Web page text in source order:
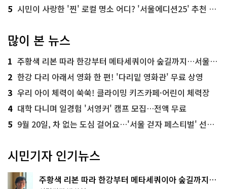
5 시민이 사랑한 '찐' 로컬 명소 어디? '서울에디션25' 추천 코스
많이 본 뉴스
1 주황색 리본 따라 한강부터 메타세쿼이아 숲길까지…서울둘레길 15코스
2 한강 다리 아래서 영화 한 편! '다리밑 영화관' 무료 상영
3 우리 아이 체력이 쑥쑥! 클라이밍 키즈카페·어린이 체력장
4 대학 다니며 일경험 '서영커' 캠프 모집…전액 무료
5 9월 20일, 차 없는 도심 걸어요…'서울 걷자 페스티벌' 선착순 5천명
시민기자 인기뉴스
주황색 리본 따라 한강부터 메타세쿼이아 숲길까지…